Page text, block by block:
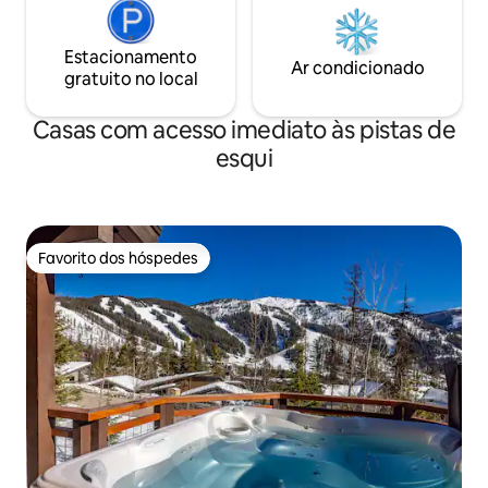
Estacionamento
gratuito no local
Ar condicionado
Casas com acesso imediato às pistas de
esqui
Favorito dos hóspedes
Favorito dos hóspedes